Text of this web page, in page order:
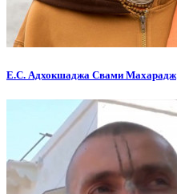
Е.С. Адхокшаджа Свами Махарадж